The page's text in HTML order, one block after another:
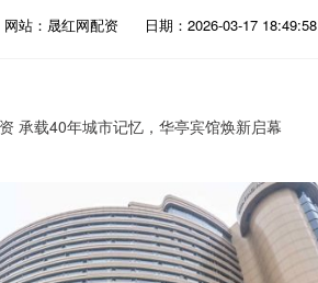
网站：晟红网配资 日期：2026-03-17 18:49:58